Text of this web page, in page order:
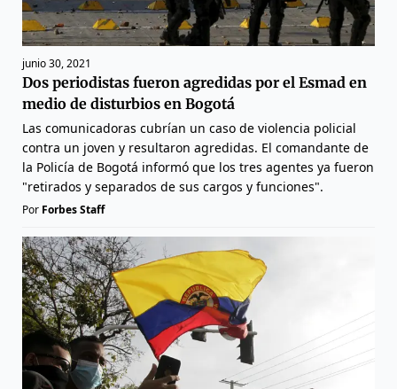
junio 30, 2021
Dos periodistas fueron agredidas por el Esmad en
medio de disturbios en Bogotá
Las comunicadoras cubrían un caso de violencia policial
contra un joven y resultaron agredidas. El comandante de
la Policía de Bogotá informó que los tres agentes ya fueron
"retirados y separados de sus cargos y funciones".
Por Forbes Staff